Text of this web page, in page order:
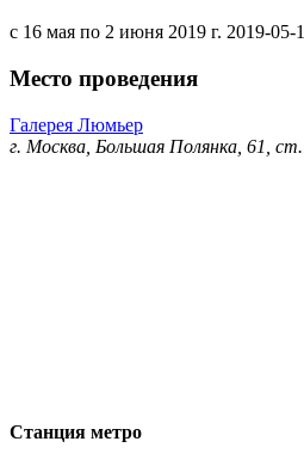
с 16 мая по 2 июня 2019 г. 2019-05-
Место проведения
Галерея Люмьер
г. Москва, Большая Полянка, 61, ст.
Станция метро